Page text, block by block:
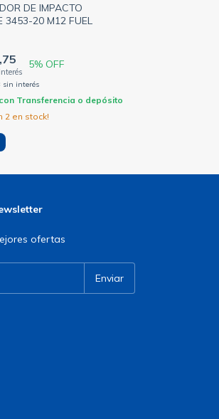
DE IMPACTO
3453-20 M12 FUEL
5% OFF
sin interés
con Transferencia o depósito
2 en stock!
ofertas